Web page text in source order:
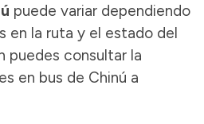
puede variar dependiendo
en la ruta y el estado del
puedes consultar la
en bus de Chinú a